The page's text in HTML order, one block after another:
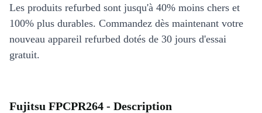
Les produits refurbed sont jusqu'à 40% moins chers et
100% plus durables. Commandez dès maintenant votre
nouveau appareil refurbed dotés de 30 jours d'essai
gratuit.
Fujitsu FPCPR264 - Description